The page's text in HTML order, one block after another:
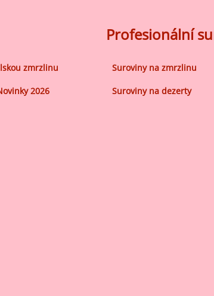
ovocného
zmrzlinu
2026
Profesionální
Suroviny na zmrzlinu
Suroviny na dezerty